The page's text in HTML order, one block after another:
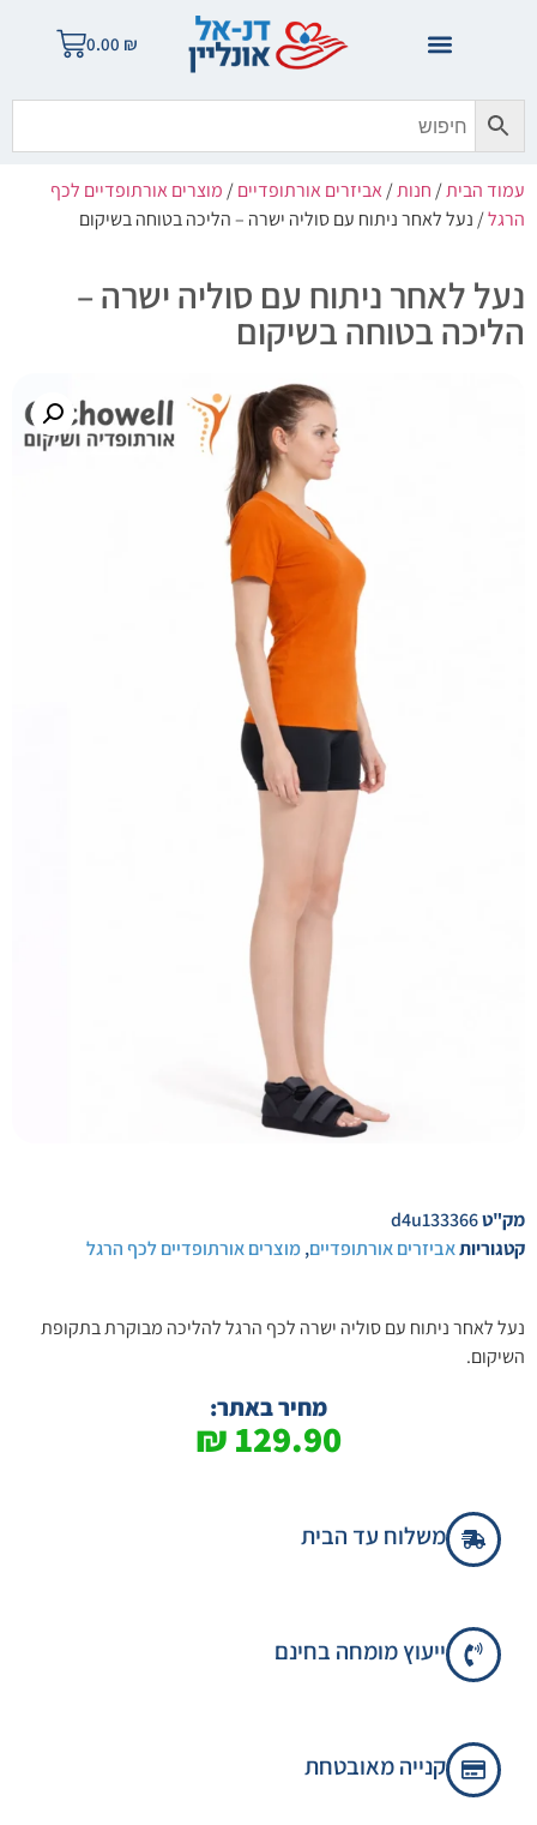
0.00 ₪
עמוד הבית/חנות/אביזרים אורתופדיים/מוצרים אורתופדיים לכף
הרגל/ נעל לאחר ניתוח עם סוליה ישרה – הליכה בטוחה בשיקום
נעל לאחר ניתוח עם סוליה ישרה –
הליכה בטוחה בשיקום
מק"טd4u133366
קטגוריותאביזרים אורתופדיים,מוצרים אורתופדיים לכף הרגל
נעל לאחר ניתוח עם סוליה ישרה לכף הרגל להליכה מבוקרת בתקופת
השיקום.
מחיר באתר:
129.90
₪
משלוח עד הבית
ייעוץ מומחה בחינם
קנייה מאובטחת